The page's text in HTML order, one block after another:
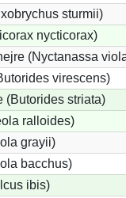
sturmii)
nycticorax)
(Nyctanassa
virescens)
(Butorides striata)
ralloides)
grayii)
bacchus)
ibis)